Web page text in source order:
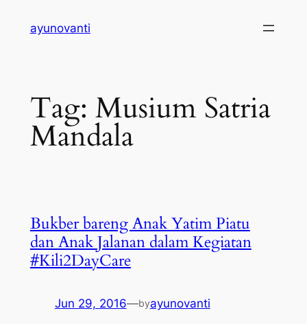
ayunovanti
Tag: Musium Satria
Mandala
Bukber bareng Anak Yatim Piatu
dan Anak Jalanan dalam Kegiatan
#Kili2DayCare
Jun 29, 2016—byayunovanti